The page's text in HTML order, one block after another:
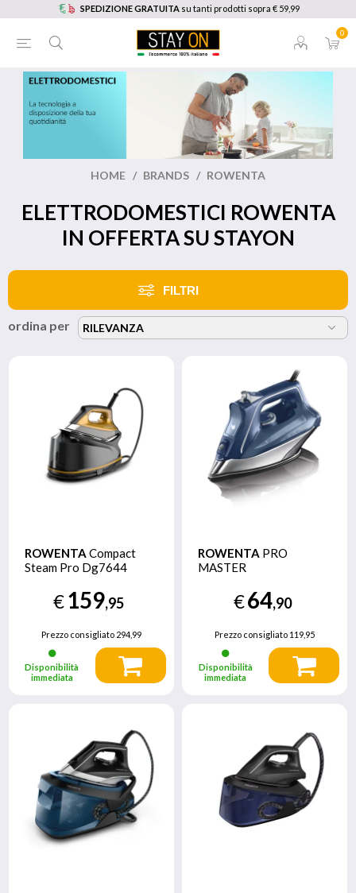
SPEDIZIONE GRATUITA su tanti prodotti sopra € 59,99
0
HOME / BRANDS / ROWENTA
ELETTRODOMESTICI ROWENTA
IN OFFERTA SU STAYON
FILTRI
ordina per
ROWENTA Compact
Steam Pro Dg7644
€159,95
Prezzo consigliato294,99
Disponibilità
immediata
ROWENTA PRO
MASTER
€64,90
Prezzo consigliato 119,95
Disponibilità
immediata